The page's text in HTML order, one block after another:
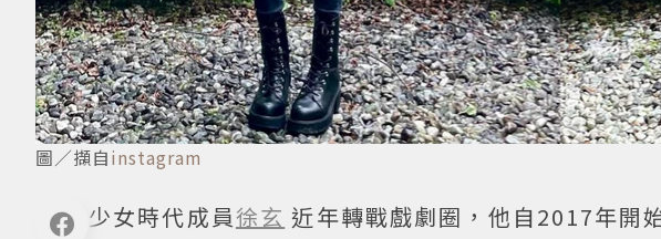
圖／擷自instagram
少女時代成員徐玄 近年轉戰戲劇圈，他自2017年開